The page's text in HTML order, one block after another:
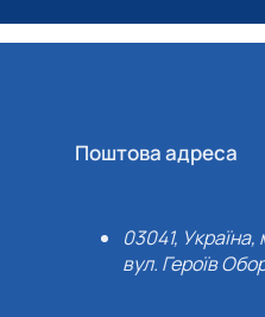
Поштова адреса
03041, Україна,
вул. Героїв